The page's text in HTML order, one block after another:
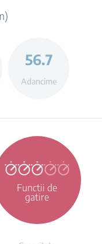
56.7
Adancime
Functii de
gatire